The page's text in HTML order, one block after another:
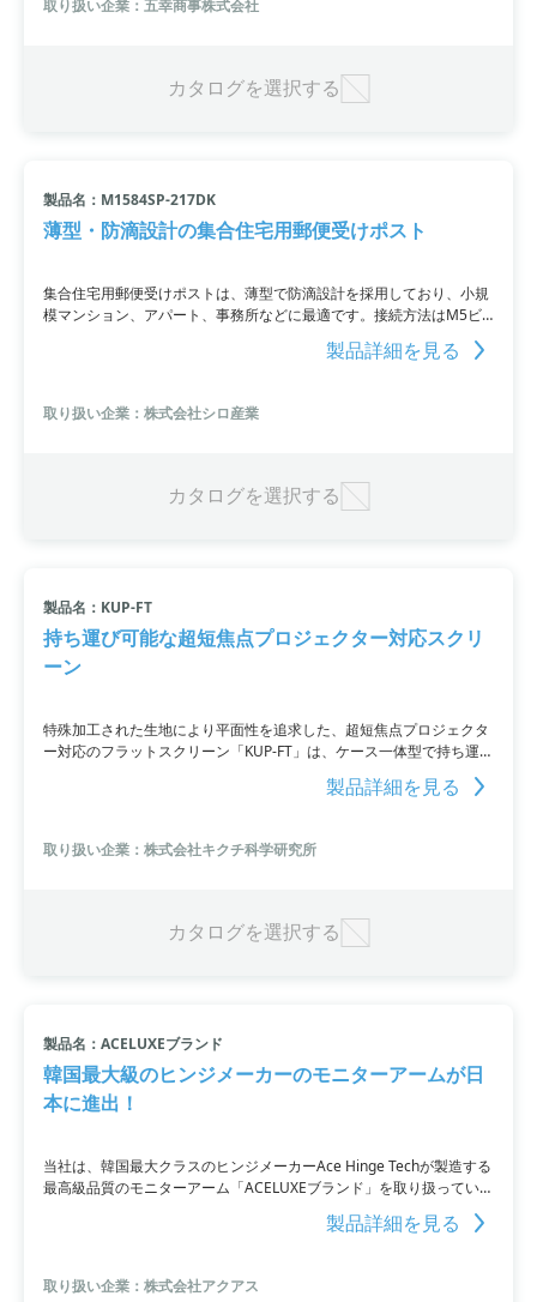
取り扱い企業：五幸商事株式会社
カタログを選択する
製品名：M1584SP-217DK
薄型・防滴設計の集合住宅用郵便受けポスト
集合住宅用郵便受けポストは、薄型で防滴設計を採用しており、小規
模マンション、アパート、事務所などに最適です。接続方法はM5ビ
スと袋ナットで、本体寸法は高さ280×幅380×奥行き145。室内と屋
製品詳細を見る
取り扱い企業：株式会社シロ産業
カタログを選択する
製品名：KUP-FT
持ち運び可能な超短焦点プロジェクター対応スクリ
ーン
特殊加工された生地により平面性を追求した、超短焦点プロジェクタ
ー対応のフラットスクリーン「KUP-FT」は、ケース一体型で持ち運び
が可能であり、伸縮ポールによって高さを調整可能です。KUP-
80WXFTとKUP-100WXFTの2つのサイズを用意しています。
製品詳細を見る
取り扱い企業：株式会社キクチ科学研究所
カタログを選択する
製品名：ACELUXEブランド
韓国最大級のヒンジメーカーのモニターアームが日
本に進出！
当社は、韓国最大クラスのヒンジメーカーAce Hinge Techが製造する
最高級品質のモニターアーム「ACELUXEブランド」を取り扱っていま
す。世界的ディスプレイメーカーへのOEM供給やコンシューマーから
医療・工業・金融分野向けの豊富なラインアップを提供しており、折
ELEFUN Lシリーズなどが主力製品です。
製品詳細を見る
取り扱い企業：株式会社アクアス